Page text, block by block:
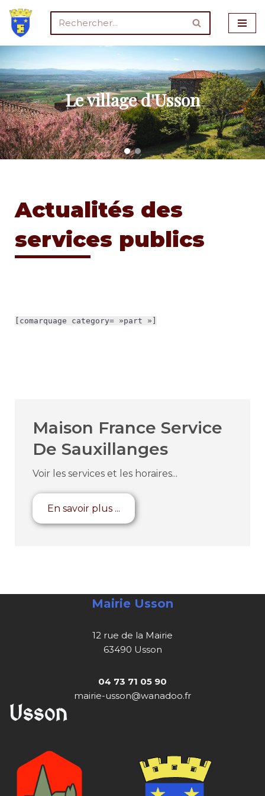
Aller
au
contenu
Le village d'Usson
Actualités des
services publics
[comarquage category= »part »]
Maison France Service
De Sauxillanges
Voir les services et les horaires...
En savoir plus ...
Mairie Usson
12 rue de la Mairie
63490 Usson
04 73 71 05 90
mairie-usson@wanadoo.fr
Usson